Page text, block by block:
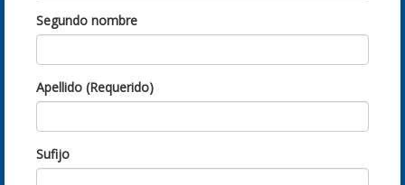
Segundo nombre
Apellido (Requerido)
Sufijo